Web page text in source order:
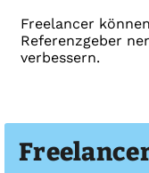
Freelancer
Referenzgeber
verbessern.